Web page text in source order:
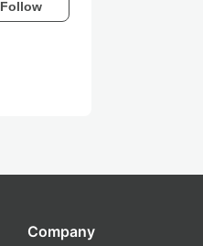
Follow
Company